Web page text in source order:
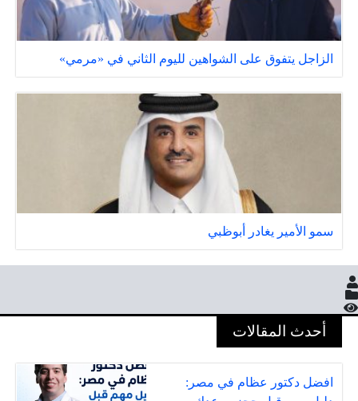
الزاجل يتفوق على الشواهين لليوم الثاني في «مرمي»
سمو الأمير يغادر أبوظبي
أحدث المقالات
افضل دكتور عظام في مصر: